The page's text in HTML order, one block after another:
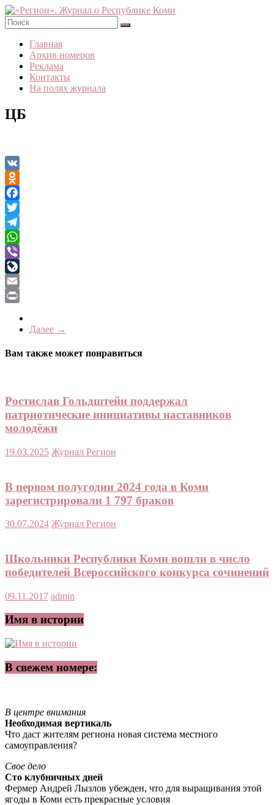
Skip
to
content
«Регион».
Журнал
Республике
Коми
Главная
Архив номеров
Реклама
Контакты
На полях журнала
ЦБ
VK
Odnoklassniki
Facebook
Twitter
Telegram
WhatsApp
Viber
LiveJournal
Email
Далее →
Вам также может понравиться
Ростислав Гольдштейн поддержал
патриотические инициативы наставников
молодёжи
19.03.2025 Журнал Регион
В первом полугодии 2024 года в Коми
зарегистрировали 1 797 браков
30.07.2024 Журнал Регион
Школьники Республики Коми вошли в число
победителей Всероссийского конкурса сочинений
09.11.2017 admin
Имя в истории
В свежем номере:
В центре внимания
Необходимая вертикаль
Что даст жителям региона новая система местного
самоуправления?
Свое дело
Сто клубничных дней
Фермер Андрей Лызлов убежден, что для выращивания этой
ягоды в Коми есть прекрасные условия